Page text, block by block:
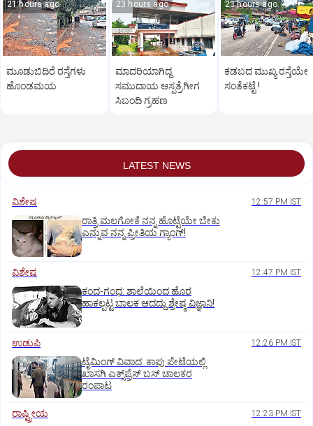
21 hours ago
ಮೂಡುಬಿದಿರೆ ರಸ್ತೆಗಳು
ಹೊಂಡಮಯ
23 hours ago
ಮಾದರಿಯಾಗಿದ್ದ
ಸಮುದಾಯ ಆಸ್ಪತ್ರೆಗೀಗ
ಸಿಬಂದಿ ಗ್ರಹಣ
23 hours ago
ಕಡಬದ ಮುಖ್ಯ ರಸ್ತೆಯೇ
ಸಂತೆಕಟ್ಟೆ !
LATEST NEWS
ವಿಶೇಷ 12:57 PM IST
ರಾತ್ರಿ ಮಲಗೋಕೆ ನನ್ನ ಹೊಟ್ಟೆಯೇ ಬೇಕು
ಎನ್ನುವ ನನ್ನ ಪ್ರೀತಿಯ ಗ್ಯಾಂಗ್!
ವಿಶೇಷ 12:47 PM IST
ಕಂದ-ಗಂಧ: ಶಾಲೆಯಿಂದ ಹೊರ
ಹಾಕಲ್ಪಟ್ಟ ಬಾಲಕ ಆದದ್ದು ಶ್ರೇಷ್ಠ ವಿಜ್ಞಾನಿ!
ಉಡುಪಿ 12:26 PM IST
ಟೈಮಿಂಗ್‌ ವಿವಾದ: ಕಾಪು ಪೇಟೆಯಲ್ಲಿ
ಖಾಸಗಿ ಎಕ್ಸ್‌ಪ್ರೆಸ್ ಬಸ್‌ ಚಾಲಕರ
ರಂಪಾಟ
ರಾಷ್ಟ್ರೀಯ 12:23 PM IST